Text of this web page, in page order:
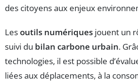
des citoyens aux enjeux
Lesoutils numériques jouent un
suivi du bilan carbone urbain.
technologies, il est possible
liées aux déplacements, à la